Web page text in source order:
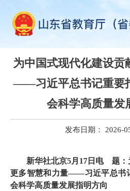
为中国式现代化建设贡
——习近平总书记重要
会科学高质量发
发布日期： 2026-
新华社北京5月17日电 题：
更多智慧和力量——习近平总书
会科学高质量发展指明方向